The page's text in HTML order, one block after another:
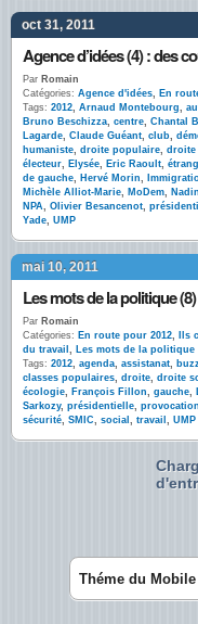
oct 31, 2011
Agence d’idées (4) : des
Par Romain
Catégories: Agence d'idées, En
Tags: 2012, Arnaud Montebourg,
Bruno Beschizza, centre, Chantal
Lagarde, Claude Guéant, club,
humaniste, droite populaire, droite
électeur, Elysée, Eric Raoult,
de gauche, Hervé Morin,
Michèle Alliot-Marie, MoDem,
NPA, Olivier Besancenot,
Yade, UMP
mai 10, 2011
Par Romain
Catégories: En route pour 2012,
Ils
du travail , Les mots de la politique
Tags: 2012, agenda, assistanat,
classes populaires, droite, droite
écologie, François Fillon, gauche,
Sarkozy, présidentielle, provocation
sécurité, SMIC, social , travail , UMP
Théme du Mobile